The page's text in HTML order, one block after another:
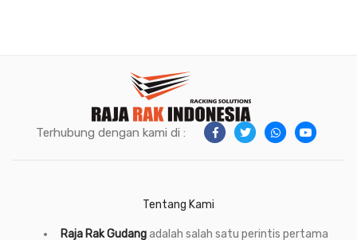
Terhubung dengan kami di :
Tentang Kami
Raja Rak Gudangadalah salah satu perintis pertama